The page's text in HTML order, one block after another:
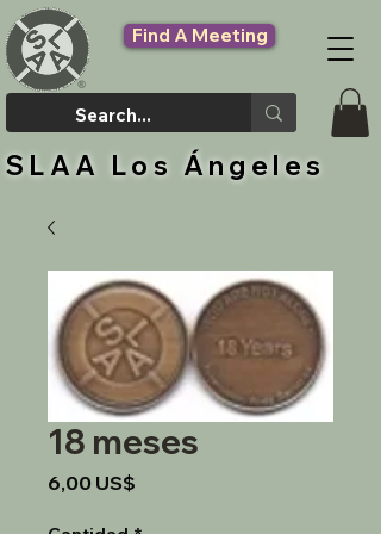
SLAA Los Ángeles
Find A Meeting
18 meses
6,00 US$